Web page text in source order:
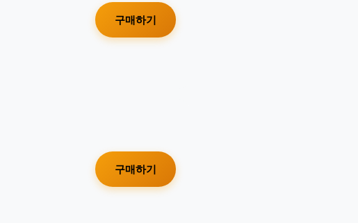
구매하기
구매하기